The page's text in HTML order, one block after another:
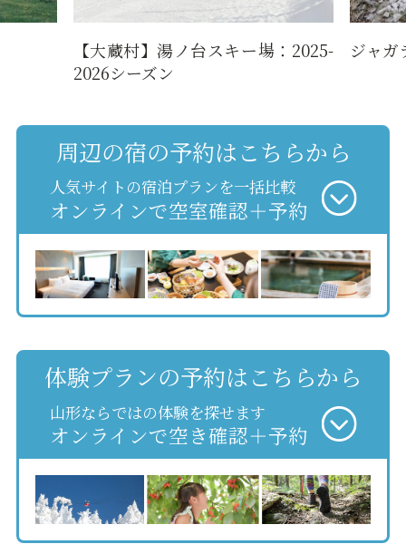
【大蔵村】湯ノ台スキー場：2025-
2026シーズン
ジャガ
周辺の宿の予約はこちらから
人気サイトの宿泊プランを一括比較
オンラインで空室確認＋予約
体験プランの予約はこちらから
山形ならではの体験を探せます
オンラインで空き確認＋予約